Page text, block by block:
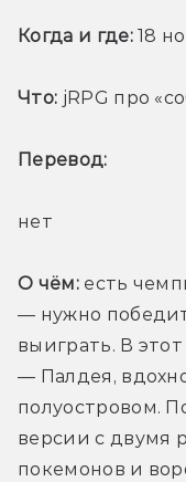
Когда и где: 18
Что: jRPG про
Перевод:
нет
О чём: есть
— нужно
выиграть. В
— Палдея,
полуостровом.
версии с двумя
покемонов и